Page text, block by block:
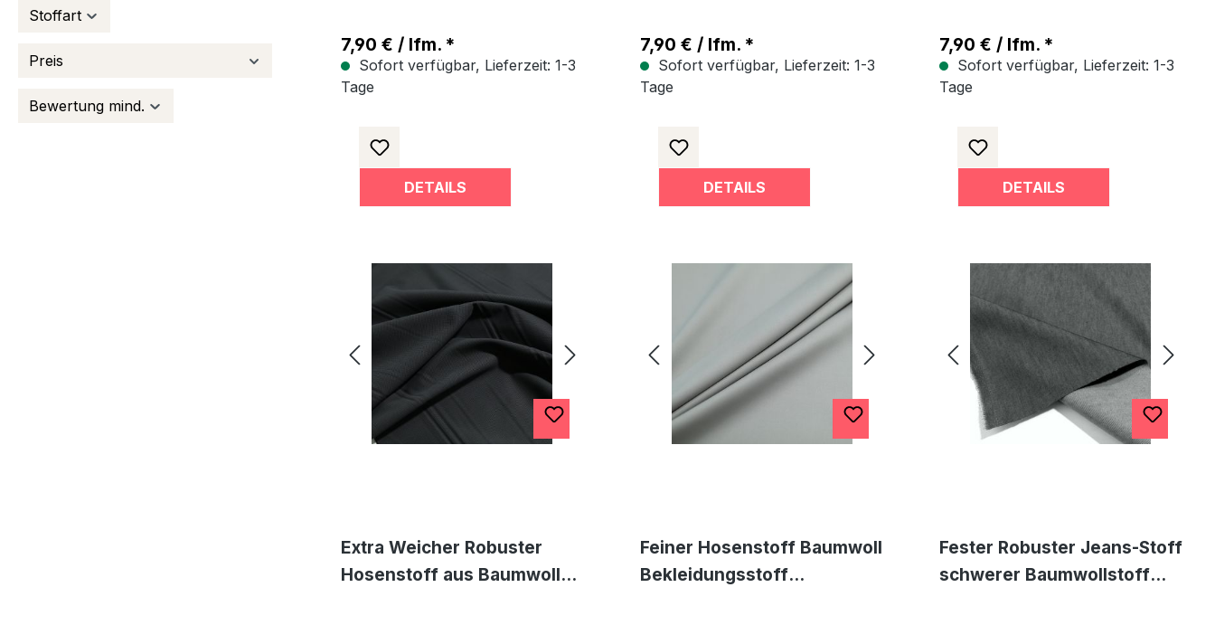
Stoffart
Preis
Bewertung mind.
7,90 € / lfm. *
Sofort verfügbar, Lieferzeit: 1-3
Tage
DETAILS
7,90 € / lfm. *
Sofort verfügbar, Lieferzeit: 1-3
Tage
DETAILS
7,90 € / lfm. *
Sofort verfügbar, Lieferzeit: 1-3
Tage
DETAILS
Extra Weicher Robuster
Hosenstoff aus Baumwolle
Feiner Hosenstoff Baumwoll
Bekleidungsstoff
Fester Robuster Jeans-Stoff
schwerer Baumwollstoff